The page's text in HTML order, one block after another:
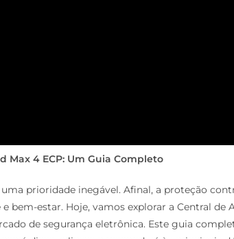
Max 4 ECP: Um Guia Completo
prioridade inegável. Afinal, a proteção
bem-estar. Hoje, vamos explorar a Central de
de segurança eletrônica. Este guia